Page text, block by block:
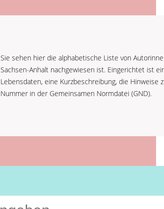
Sie sehen hier die alphabetische Liste von
Sachsen-Anhalt nachgewiesen ist. Eingerichtet ist
Lebensdaten, eine Kurzbeschreibung, die
Nummer in der Gemeinsamen Normdatei (GND).